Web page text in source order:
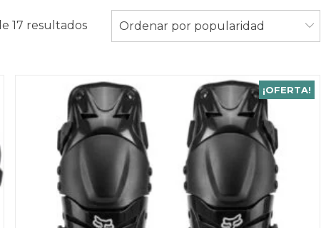
17 resultadosOrdenadoOrdenar por popularidad
¡OFERTA!